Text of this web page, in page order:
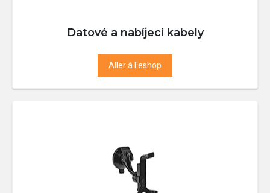
Datové a nabíjecí kabely
Aller à l'eshop